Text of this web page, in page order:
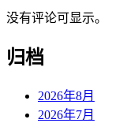
没有评论可显示。
归档
2026年8月
2026年7月